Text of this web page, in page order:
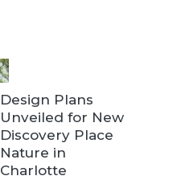
Design Plans
Unveiled for New
Discovery Place
Nature in
Charlotte